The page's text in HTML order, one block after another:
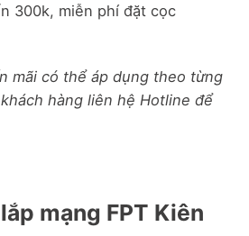
300k, miễn phí đặt cọc
mãi có thể áp dụng theo từng
hàng liên hệ Hotline để
mạng FPT Kiên